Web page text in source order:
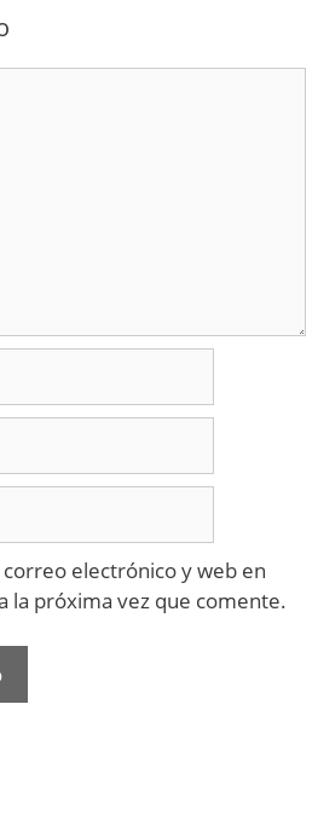
electrónico y web en
la próxima vez que comente.